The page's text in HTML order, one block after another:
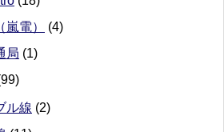
電）
(4)
局 (1)
ル線 (2)